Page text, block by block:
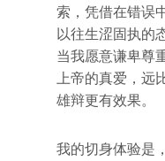
索，凭借在错误
以往生涩固执的
当我愿意谦卑尊
上帝的真爱，远
雄辩更有效果。
我的切身体验是